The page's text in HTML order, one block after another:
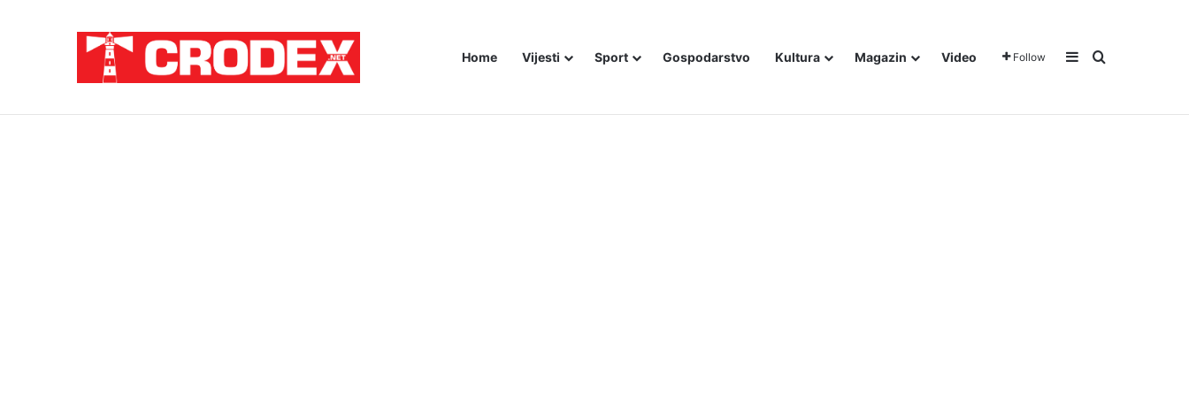
Home Vijesti Sport Gospodarstvo Kultura Magazin Video Follow Sidebar
Traži
Breaking News TRI DESETLJEĆA KRIKOVA OČAJNIKA